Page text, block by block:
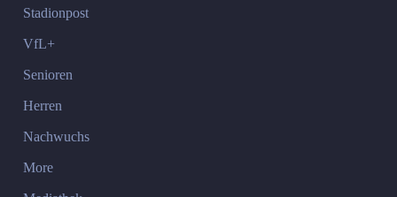
Stadionpost
VfL+
Senioren
Herren
Nachwuchs
More